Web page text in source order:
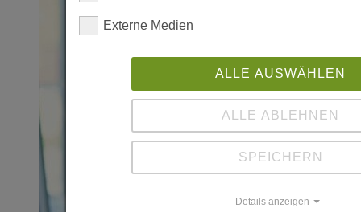
Externe Medien
ALLE AUSWÄHLEN
ALLE ABLEHNEN
SPEICHERN
Details anzeigen